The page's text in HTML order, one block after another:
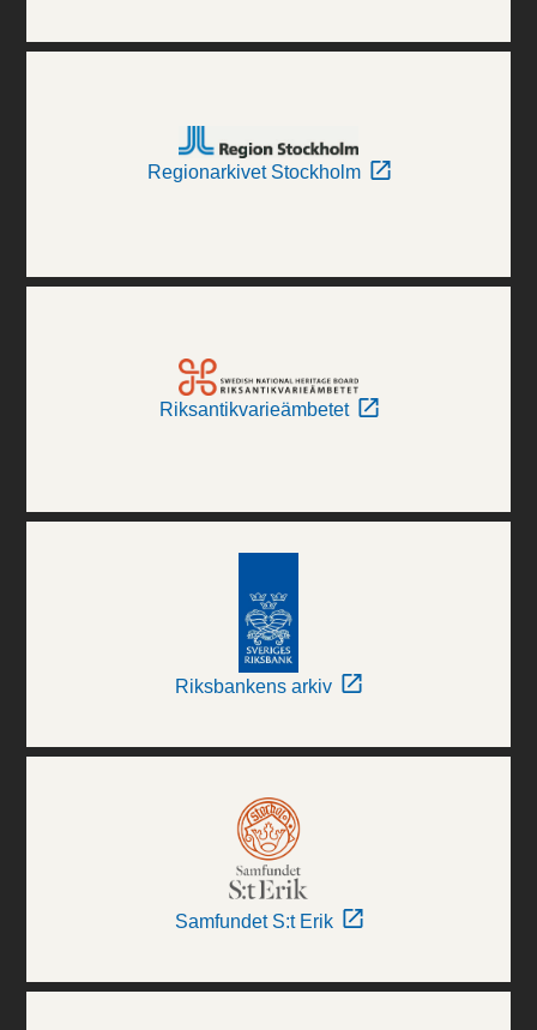
Regionarkivet Stockholm
Riksantikvarieämbetet
Riksbankens arkiv
Samfundet S:t Erik